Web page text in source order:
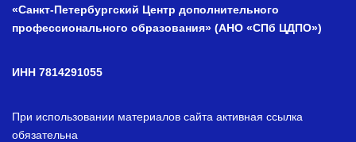
«Санкт-Петербургский Центр дополнительного
профессионального образования» (АНО «СПб ЦДПО»)
ИНН 7814291055
При использовании материалов сайта активная ссылка
обязательна